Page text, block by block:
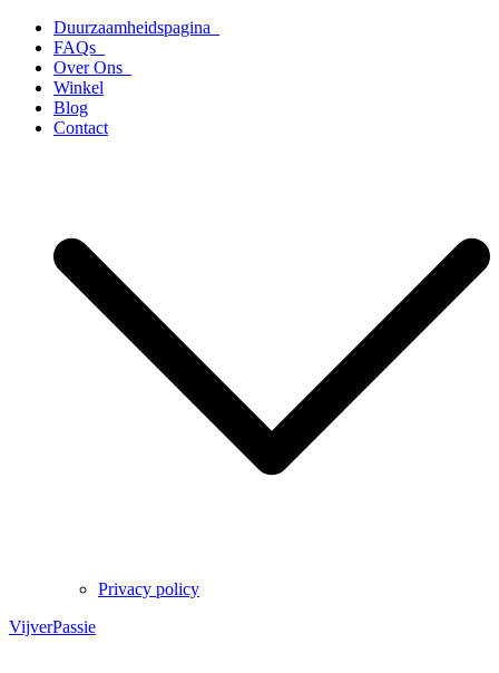
naar
inhoud
Duurzaamheidspagina
FAQs
Over Ons
Winkel
Blog
Contact
Privacy policy
VijverPassie